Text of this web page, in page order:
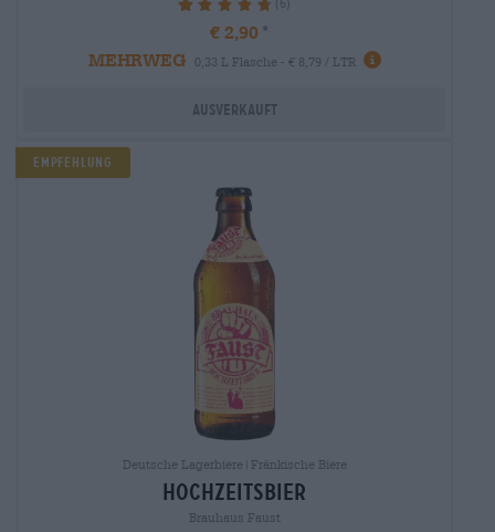
96%
€ 2,90
MEHRWEG
0,33 L Flasche - € 8,79 / LTR
Ausverkauft
Empfehlung
Deutsche Lagerbiere|Fränkische Biere
hochzeitsbier
Brauhaus Faust